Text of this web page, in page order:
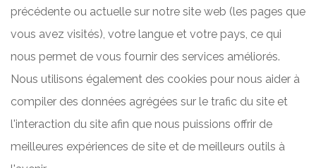
précédente ou actuelle sur notre site web (les pages que
vous avez visités), votre langue et votre pays, ce qui
nous permet de vous fournir des services améliorés.
Nous utilisons également des cookies pour nous aider à
compiler des données agrégées sur le trafic du site et
l'interaction du site afin que nous puissions offrir de
meilleures expériences de site et de meilleurs outils à